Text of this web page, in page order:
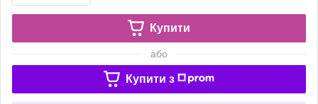
Купити
або
Купити з